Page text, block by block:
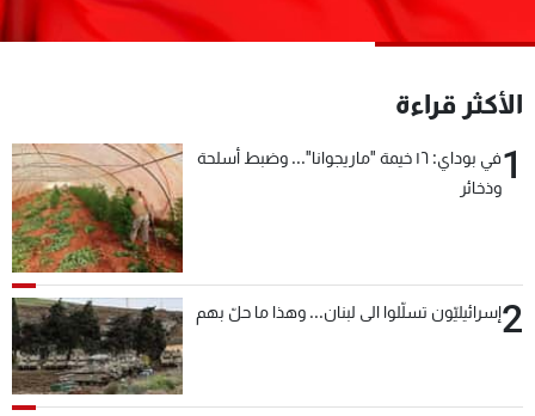
الأكثر قراءة
1
في بوداي: ١٦ خيمة "ماريجوانا"... وضبط أسلحة
وذخائر
2إسرائيليّون تسلّلوا الى لبنان... وهذا ما حلّ بهم
عن MTV
الإنـتـاج
شروط الإسـتخدام
سياسة الخصوصية